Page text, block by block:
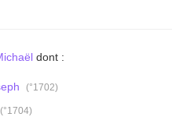
dont :
(°1702)
(°1704)